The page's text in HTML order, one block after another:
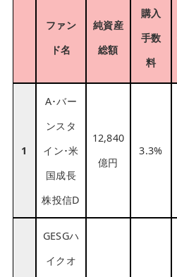
ファン
ド名
純資産
総額
購入
手数
料
1
A･バー
ンスタ
イン･米
国成長
株投信D
12,840
億円
3.3%
GESGハ
イクオ